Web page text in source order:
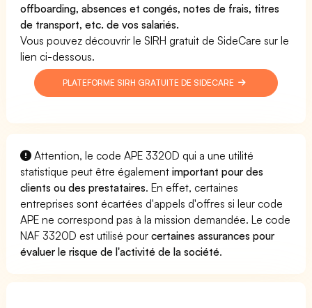
offboarding, absences et congés, notes de frais, titres
de transport, etc. de vos salariés.
Vous pouvez découvrir le SIRH gratuit de SideCare sur le
lien ci-dessous.
PLATEFORME SIRH GRATUITE DE SIDECARE
Attention, le code APE 3320D qui a une utilité
statistique peut être égalementimportant pour des
clients ou des prestataires. En effet, certaines
entreprises sont écartées d'appels d'offres si leur code
APE ne correspond pas à la mission demandée. Le code
NAF 3320D est utilisé pourcertaines assurances pour
évaluer le risque de l'activité de la société.